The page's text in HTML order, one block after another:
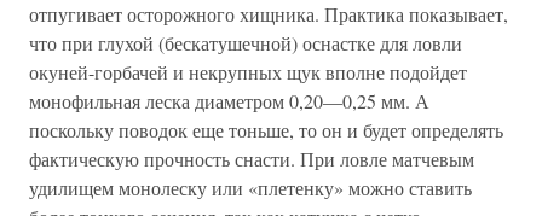
отпугивает осторожного хищника. Практика показывает,
что при глухой (бескатушечной) оснастке для ловли
окуней-горбачей и некрупных щук вполне подойдет
монофильная леска диаметром 0,20—0,25 мм. А
поскольку поводок еще тоньше, то он и будет определять
фактическую прочность снасти. При ловле матчевым
удилищем монолеску или «плетенку» можно ставить